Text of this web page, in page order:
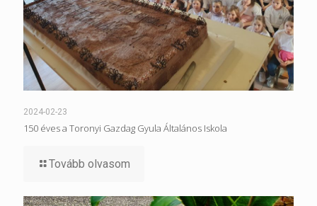
2024-02-23
150 éves a Toronyi Gazdag Gyula Általános Iskola
Tovább olvasom